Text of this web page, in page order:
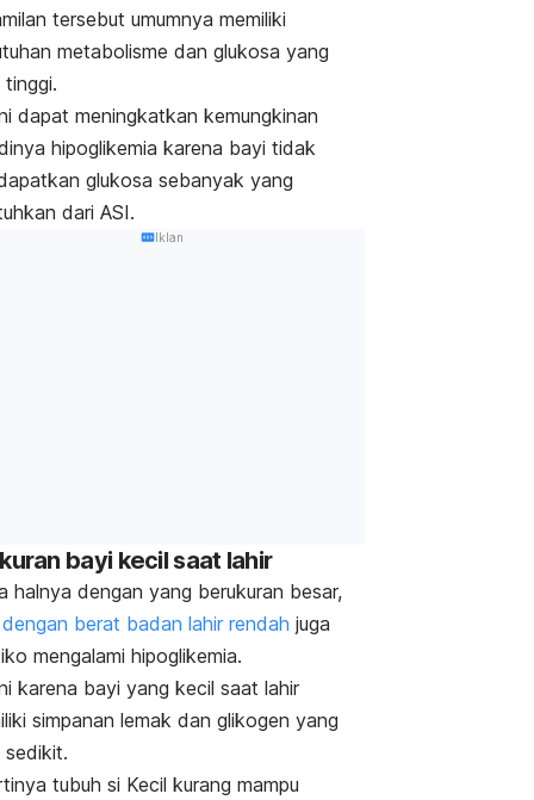
tersebut umumnya memiliki
metabolisme dan glukosa yang
tinggi.
dapat meningkatkan kemungkinan
hipoglikemia karena bayi tidak
glukosa sebanyak yang
dari ASI.
Iklan
bayi kecil saat lahir
halnya dengan yang berukuran besar,
berat badan lahir rendah juga
mengalami hipoglikemia.
karena bayi yang kecil saat lahir
simpanan lemak dan glikogen yang
sedikit.
tubuh si Kecil kurang mampu